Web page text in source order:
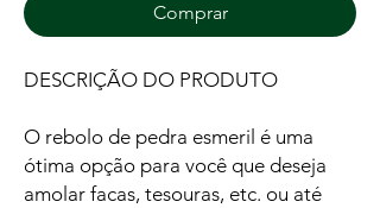
Comprar
DESCRIÇÃO DO PRODUTO
O rebolo de pedra esmeril é uma
ótima opção para você que deseja
amolar facas, tesouras, etc. ou até